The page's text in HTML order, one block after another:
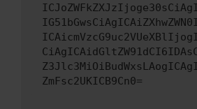
ZmFsc2UKICB9Cn0=